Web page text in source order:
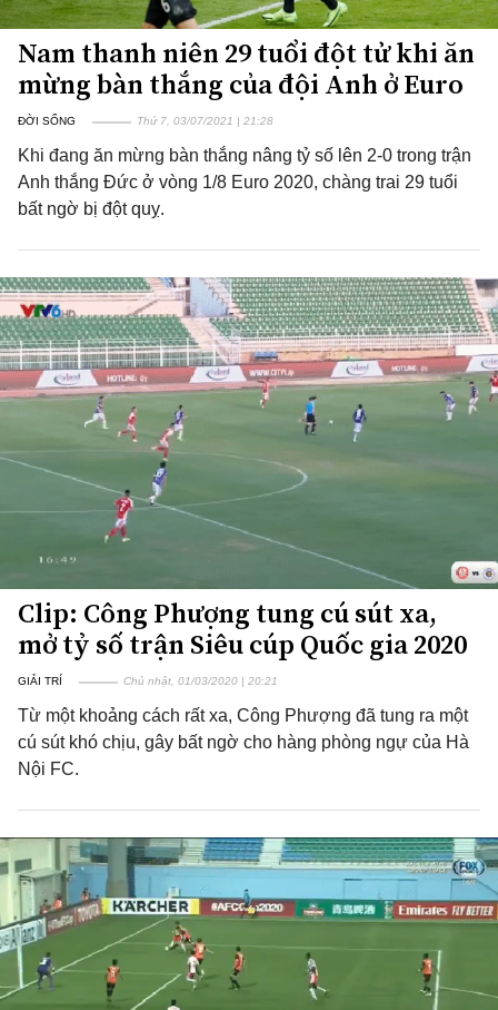
Nam thanh niên 29 tuổi đột tử khi ăn
mừng bàn thắng của đội Anh ở Euro
ĐỜI SỐNG Thứ 7, 03/07/2021 | 21:28
Khi đang ăn mừng bàn thắng nâng tỷ số lên 2-0 trong trận
Anh thắng Đức ở vòng 1/8 Euro 2020, chàng trai 29 tuổi
bất ngờ bị đột quỵ.
Clip: Công Phượng tung cú sút xa,
mở tỷ số trận Siêu cúp Quốc gia 2020
GIẢI TRÍ Chủ nhật, 01/03/2020 | 20:21
Từ một khoảng cách rất xa, Công Phượng đã tung ra một
cú sút khó chịu, gây bất ngờ cho hàng phòng ngự của Hà
Nội FC.